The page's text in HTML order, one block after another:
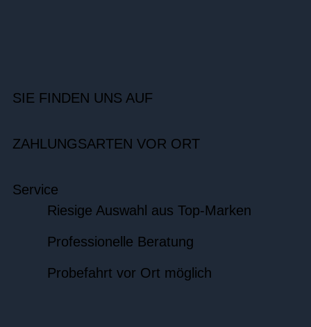
SIE FINDEN UNS AUF
ZAHLUNGSARTEN VOR ORT
Service
Riesige Auswahl aus Top-Marken
Professionelle Beratung
Probefahrt vor Ort möglich